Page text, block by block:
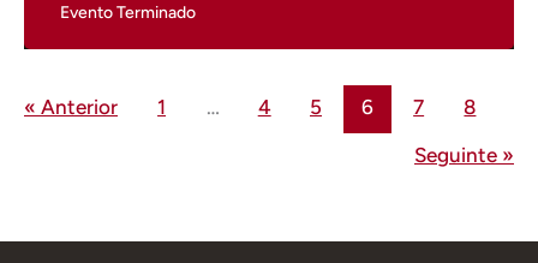
Evento Terminado
« Anterior 1 … 4 5 6 7
8
Seguinte »